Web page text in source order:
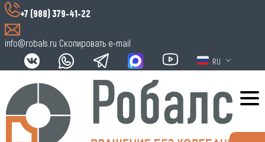
+7 (988) 379-41-22
info@robals.ru Скопировать e-mail
RU